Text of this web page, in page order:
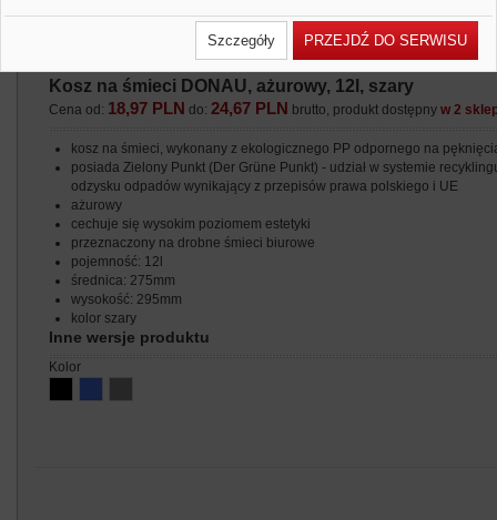
Kosz na śmieci DONAU, ażurowy, 12l, szary
Cena od: 18,97 PLN do:24,67 PLN brutto, produkt dostępnyw 2
kosz na śmieci, wykonany z ekologicznego PP odpornego na
posiada Zielony Punkt (Der Grüne Punkt) - udział w systemie
odzysku odpadów wynikający z przepisów prawa polskiego i UE
ażurowy
cechuje się wysokim poziomem estetyki
przeznaczony na drobne śmieci biurowe
pojemność: 12l
średnica: 275mm
wysokość: 295mm
kolor szary
Inne wersje produktu
kolor
wcześniejsza zgoda której udzieliliście podczas zakładania konta. Każda
Państwa zgoda jest dobrowolna i można ją w dowolnym momencie
Polityka prywatności (rozwiń)
Klauzula Informacyjna (rozwiń)
Lista Zaufanych Partnerów (rozwiń)
Szczegóły PRZEJDŹ DO SERWISU